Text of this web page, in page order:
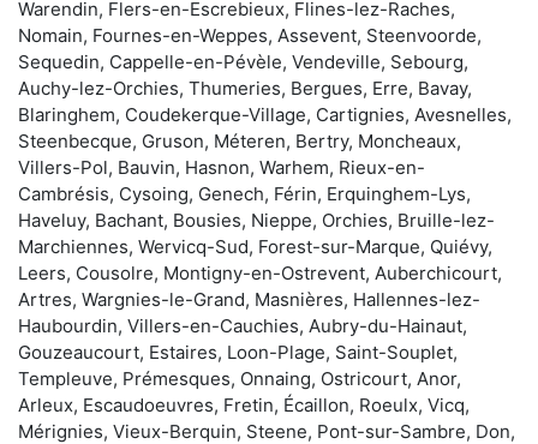
Warendin, Flers-en-Escrebieux, Flines-lez-Raches,
Nomain, Fournes-en-Weppes, Assevent, Steenvoorde,
Sequedin, Cappelle-en-Pévèle, Vendeville, Sebourg,
Auchy-lez-Orchies, Thumeries, Bergues, Erre, Bavay,
Blaringhem, Coudekerque-Village, Cartignies, Avesnelles,
Steenbecque, Gruson, Méteren, Bertry, Moncheaux,
Villers-Pol, Bauvin, Hasnon, Warhem, Rieux-en-
Cambrésis, Cysoing, Genech, Férin, Erquinghem-Lys,
Haveluy, Bachant, Bousies, Nieppe, Orchies, Bruille-lez-
Marchiennes, Wervicq-Sud, Forest-sur-Marque, Quiévy,
Leers, Cousolre, Montigny-en-Ostrevent, Auberchicourt,
Artres, Wargnies-le-Grand, Masnières, Hallennes-lez-
Haubourdin, Villers-en-Cauchies, Aubry-du-Hainaut,
Gouzeaucourt, Estaires, Loon-Plage, Saint-Souplet,
Templeuve, Prémesques, Onnaing, Ostricourt, Anor,
Arleux, Escaudoeuvres, Fretin, Écaillon, Roeulx, Vicq,
Mérignies, Vieux-Berquin, Steene, Pont-sur-Sambre, Don,